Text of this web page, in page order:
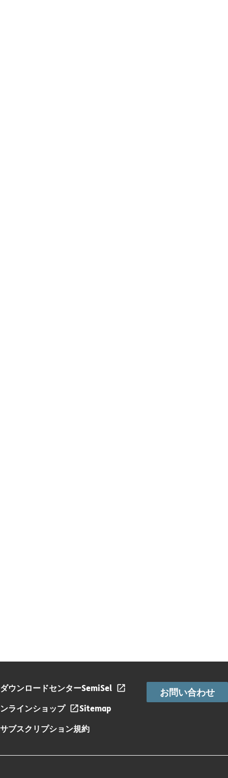
ダウンロードセンターSemiSel
ンラインショップ
Sitemap
サブスクリプション規約
お問い合わせ